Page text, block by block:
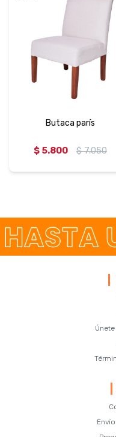
Butaca parís
$ 5.800 $ 7.050